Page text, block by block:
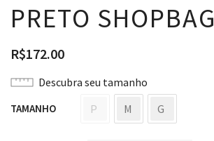
PRETO SHOPBAG
R$172.00
Descubra seu tamanho
TAMANHO P M G